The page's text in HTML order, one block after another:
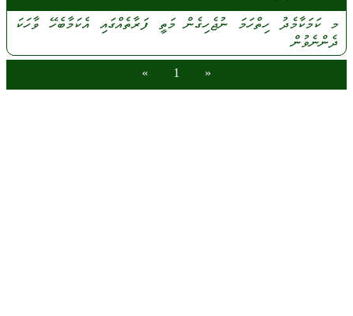
މކަމަކާމެދު ހިތްހަމަ ނުޖެހިގެންމަތީފަރާތެއްގައިއެކަމާބެހޭވާހަކަ
ދެންނެވުން
«
1
»